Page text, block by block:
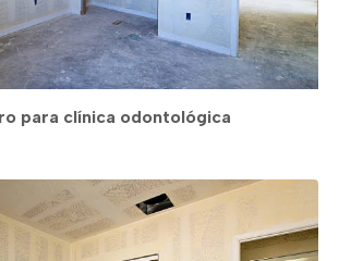
para clínica odontológica